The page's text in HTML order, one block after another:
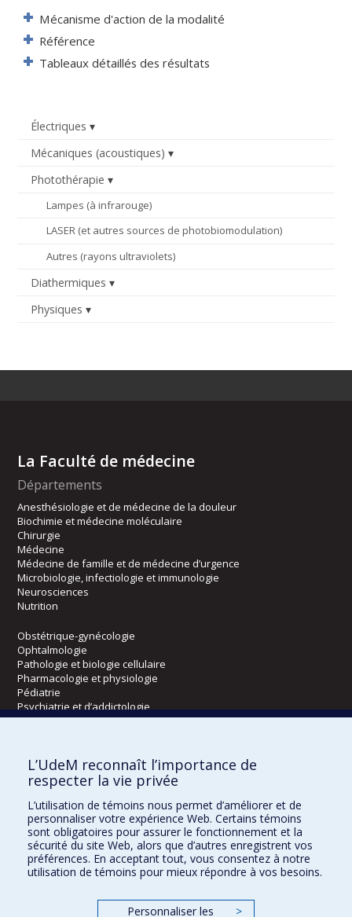
Électriques
Mécaniques (acoustiques)
Photothérapie
Lampes (à infrarouge)
LASER (et autres sources de photobiomodulation)
Autres (rayons ultraviolets)
Diathermiques
Physiques
Mécanisme d'action de la modalité
Référence
Tableaux détaillés des résultats
La Faculté de médecine
Départements
Anesthésiologie et de médecine de la douleur
Biochimie et médecine moléculaire
Chirurgie
Médecine
Médecine de famille et de médecine d’urgence
Microbiologie, infectiologie et immunologie
Neurosciences
Nutrition
Obstétrique-gynécologie
Ophtalmologie
Pathologie et biologie cellulaire
Pharmacologie et physiologie
Pédiatrie
Psychiatrie et d’addictologie
Radiologie, radio-oncologie et médecine nucléaire
Écoles
Orthophonie et audiologie
Réadaptation
Directions
L’UdeM reconnaît l’importance de
respecter la vie privée
L’utilisation de témoins nous permet d’améliorer et de
personnaliser votre expérience Web. Certains témoins
sont obligatoires pour assurer le fonctionnement et la
sécurité du site Web, alors que d’autres enregistrent vos
préférences. En acceptant tout, vous consentez à notre
utilisation de témoins pour mieux répondre à vos besoins.
Personnaliser les >